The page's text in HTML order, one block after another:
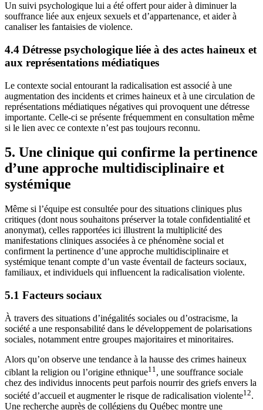
Un suivi psychologique lui a été offert pour aider à diminuer la
souffrance liée aux enjeux sexuels et d’appartenance, et aider à
canaliser les fantaisies de violence.
4.4 Détresse psychologique liée à des actes haineux et
aux représentations médiatiques
Le contexte social entourant la radicalisation est associé à une
augmentation des incidents et crimes haineux et à une circulation de
représentations médiatiques négatives qui provoquent une détresse
importante. Celle-ci se présente fréquemment en consultation même
si le lien avec ce contexte n’est pas toujours reconnu.
5. Une clinique qui confirme la pertinence
d’une approche multidisciplinaire et
systémique
Même si l’équipe est consultée pour des situations cliniques plus
critiques (dont nous souhaitons préserver la totale confidentialité et
anonymat), celles rapportées ici illustrent la multiplicité des
manifestations cliniques associées à ce phénomène social et
confirment la pertinence d’une approche multidisciplinaire et
systémique tenant compte d’un vaste éventail de facteurs sociaux,
familiaux, et individuels qui influencent la radicalisation violente.
5.1 Facteurs sociaux
À travers des situations d’inégalités sociales ou d’ostracisme, la
société a une responsabilité dans le développement de polarisations
sociales, notamment entre groupes majoritaires et minoritaires.
Alors qu’on observe une tendance à la hausse des crimes haineux
ciblant la religion ou l’origine ethnique11 , une souffrance sociale
chez des individus innocents peut parfois nourrir des griefs envers la
société d’accueil et augmenter le risque de radicalisation violente12.
Une recherche auprès de collégiens du Québec montre une